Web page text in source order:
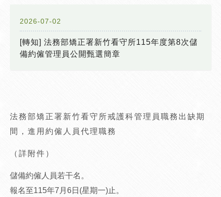
2026-07-02
[轉知] 法務部矯正署新竹看守所115年度第8次儲
備約僱管理員公開甄選簡章
法務部矯正署新竹看守所戒護科管理員職務出缺期
間，進用約僱人員代理職務
（詳附件）
儲備約僱人員若干名。
報名至115年7月6日(星期一)止。